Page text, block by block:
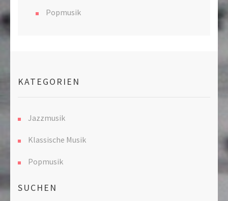
Popmusik
KATEGORIEN
Jazzmusik
Klassische Musik
Popmusik
SUCHEN